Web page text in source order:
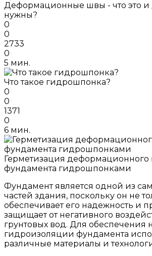
Деформационные швы - что это и
нужны?
0
0
2733
0
5 мин.
Что такое гидрошпонка?
0
0
1371
0
6 мин.
Герметизация деформационного
фундамента гидрошпонками
Фундамент является одной из
частей здания, поскольку он не
обеспечивает его надежность и
защищает от негативного
грунтовых вод. Для обеспечения
гидроизоляции фундамента
различные материалы и